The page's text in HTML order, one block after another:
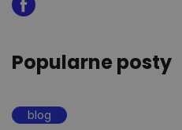
Popularne posty
blog